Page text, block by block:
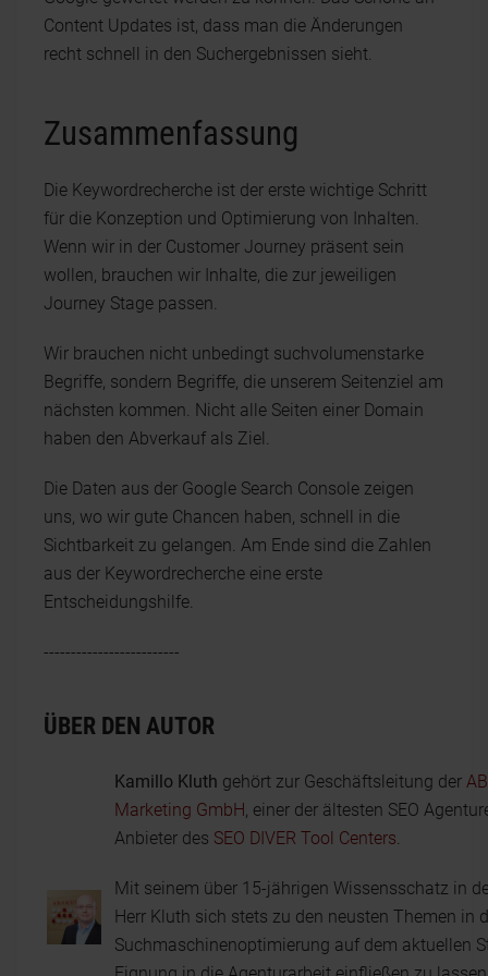
Content Updates ist, dass man die Änderungen
recht schnell in den Suchergebnissen sieht.
Zusammenfassung
Die Keywordrecherche ist der erste wichtige Schritt
für die Konzeption und Optimierung von Inhalten.
Wenn wir in der Customer Journey präsent sein
wollen, brauchen wir Inhalte, die zur jeweiligen
Journey Stage passen.
Wir brauchen nicht unbedingt suchvolumenstarke
Begriffe, sondern Begriffe, die unserem Seitenziel am
nächsten kommen. Nicht alle Seiten einer Domain
haben den Abverkauf als Ziel.
Die Daten aus der Google Search Console zeigen
uns, wo wir gute Chancen haben, schnell in die
Sichtbarkeit zu gelangen. Am Ende sind die Zahlen
aus der Keywordrecherche eine erste
Entscheidungshilfe.
-------------------------
ÜBER DEN AUTOR
Kamillo Kluth gehört zur Geschäftsleitung der
Marketing GmbH, einer der ältesten SEO
Anbieter des SEO DIVER Tool Centers.
Mit seinem über 15-jährigen Wissensschatz in
Herr Kluth sich stets zu den neusten Themen in
Suchmaschinenoptimierung auf dem aktuellen